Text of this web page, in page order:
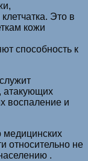
Это в
кожи
способность к
атакующих
воспаление и
медицинских
относительно не
.